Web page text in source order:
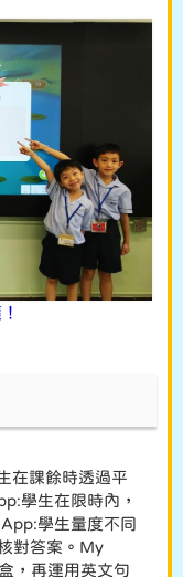
在課餘時透過平
學生在限時內，
學生量度不同
對答案。My
，再運用英文句